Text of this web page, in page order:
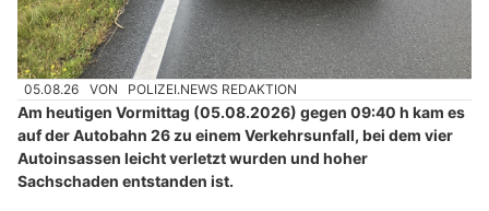
05.08.26 VON POLIZEI.NEWS REDAKTION
Am heutigen Vormittag (05.08.2026) gegen 09:40 h kam es
auf der Autobahn 26 zu einem Verkehrsunfall, bei dem vier
Autoinsassen leicht verletzt wurden und hoher
Sachschaden entstanden ist.